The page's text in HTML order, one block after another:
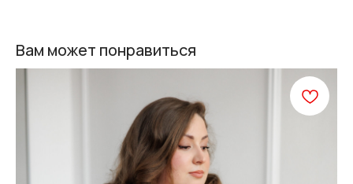
Вам может понравиться